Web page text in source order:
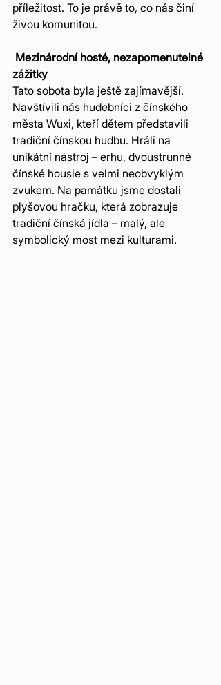
příležitost. To je právě to, co nás činí
živou komunitou.
Mezinárodní hosté, nezapomenutelné
zážitky
Tato sobota byla ještě zajímavější.
Navštívili nás hudebníci z čínského
města Wuxi, kteří dětem představili
tradiční čínskou hudbu. Hráli na
unikátní nástroj – erhu, dvoustrunné
čínské housle s velmi neobvyklým
zvukem. Na památku jsme dostali
plyšovou hračku, která zobrazuje
tradiční čínská jídla – malý, ale
symbolický most mezi kulturami.